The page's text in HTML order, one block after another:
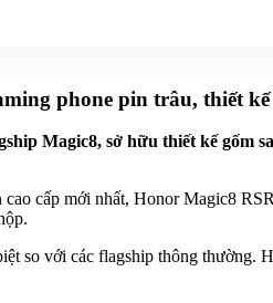
phone pin trâu, thiết kế
Magic8, sở hữu thiết kế gốm
cấp mới nhất, Honor Magic8
so với các flagship thông thường.